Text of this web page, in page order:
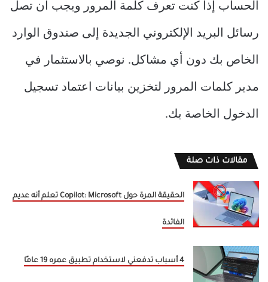
الحساب إذا كنت تعرف كلمة المرور ويجب أن تصل
رسائل البريد الإلكتروني الجديدة إلى صندوق الوارد
الخاص بك دون أي مشاكل. نوصي بالاستثمار في
مدير كلمات المرور لتخزين بيانات اعتماد تسجيل
الدخول الخاصة بك.
مقالات ذات صلة
الحقيقة المرة حول Copilot: Microsoft تعلم أنه عديم
الفائدة
4 أسباب تدفعني لاستخدام تطبيق عمره 19 عامًا